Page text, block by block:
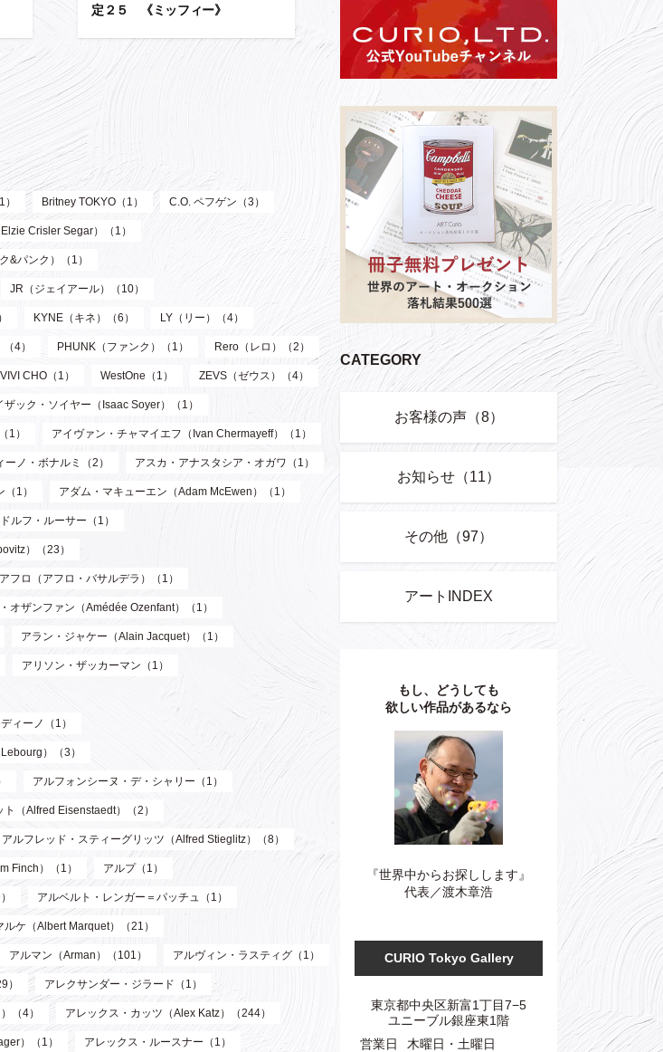
定２５ 《ミッフィー》
Britney TOKYO（1） C.O. ペフゲン（3）
Crisler Segar）（1）
&パンク）（1）
JR（ジェイアール）（10）
KYNE（キネ）（6） LY（リー）（4）
4） PHUNK（ファンク）（1） Rero（レロ）（2）
VIVI CHO（1） WestOne（1） ZEVS（ゼウス）（4）
ザック・ソイヤー（Isaac Soyer）（1）
1） アイヴァン・チャマイエフ（Ivan Chermayeff）（1）
ーノ・ボナルミ（2） アスカ・アナスタシア・オガワ（1）
1） アダム・マキューエン（Adam McEwen）（1）
ルフ・ルーサー（1）
）（23）
アフロ（アフロ・バサルデラ）（1）
オザンファン（Amédée Ozenfant）（1）
アラン・ジャケー（Alain Jacquet）（1）
アリソン・ザッカーマン（1）
ィーノ（1）
）（3）
アルフォンシーヌ・デ・シャリー（1）
（Alfred Eisenstaedt）（2）
アルフレッド・スティーグリッツ（Alfred Stieglitz）（8）
Finch）（1） アルプ（1）
アルベルト・レンガー＝パッチュ（1）
ルケ（Albert Marquet）（21）
アルマン（Arman）（101） アルヴィン・ラスティグ（1）
） アレクサンダー・ジラード（1）
（4） アレックス・カッツ（Alex Katz）（244）
）（1） アレックス・ルースナー（1）
CATEGORY
お客様の声（8）
お知らせ（11）
その他（97）
アートINDEX
もし、どうしても
欲しい作品があるなら
『世界中からお探しします』
代表／渡木章浩
CURIO Tokyo Gallery
東京都中央区新富1丁目7−5
ユニーブル銀座東1階
営業日
木曜日・土曜日